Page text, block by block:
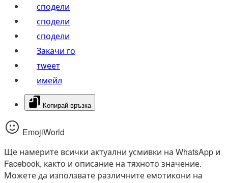
сподели
сподели
сподели
Закачи го
тwеет
имейл
Копирай връзка
EmojiWorld
Ще намерите всички актуални усмивки на WhatsApp и
Facebook, както и описание на тяхното значение.
Можете да използвате различните емотикони на